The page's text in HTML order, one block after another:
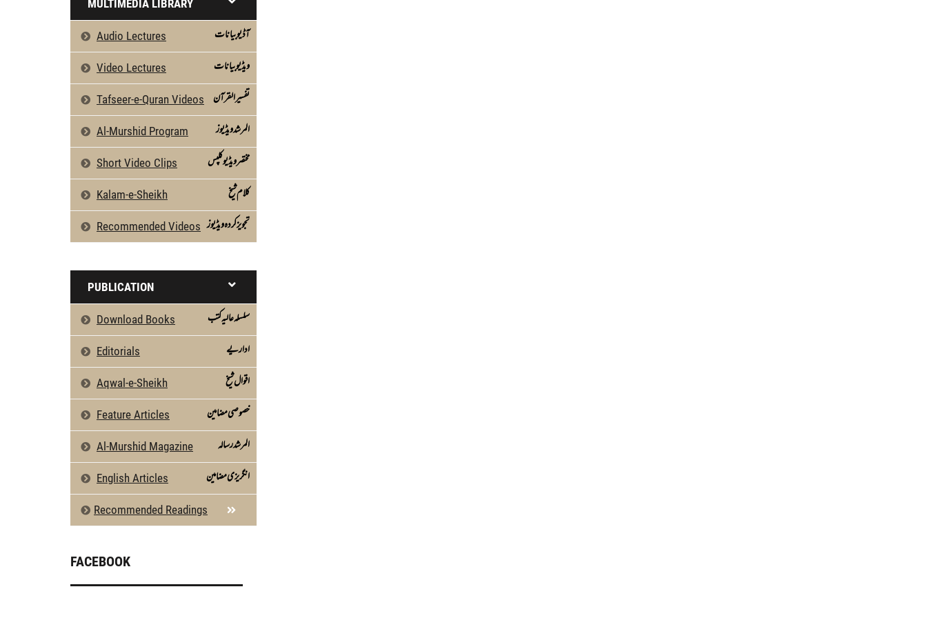
MULTIMEDIA LIBRARY
Audio Lectures آڈیو بیانات
Video Lectures ویڈیو بیانات
Tafseer-e-Quran Videos تفسیرالقرآن
Al-Murshid Program المرشد ویڈیوز
Short Video Clips مختصر ویڈیو کلپس
Kalam-e-Sheikh كلام شیخ
Recommended Videos تجویز کردہ ویڈیوز
PUBLICATION
Download Books سلسلہ عالیہ کتب
Editorials اداریے
Aqwal-e-Sheikh اقوال شیخ
Feature Articles خصوصی مضامین
Al-Murshid Magazine المرشد رسالہ
English Articles انگریزی مضامین
Recommended Readings
FACEBOOK